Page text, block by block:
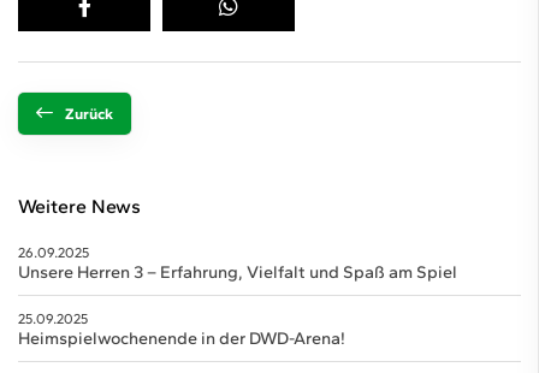
Zurück
Weitere News
26.09.2025
Unsere Herren 3 – Erfahrung, Vielfalt und Spaß am Spiel
25.09.2025
Heimspielwochenende in der DWD-Arena!